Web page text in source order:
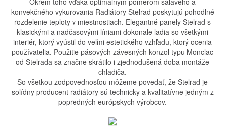
Okrem toho vďaka optimálnym pomerom sálavého a
konvekčného vykurovania Radiátory Stelrad poskytujú pohodlné
rozdelenie teploty v miestnostiach. Elegantné panely Stelrad s
klasickými a nadčasovými líniami dokonale ladia so všetkými
interiér, ktorý vyústil do veľmi estetického vzhľadu, ktorý ocenia
používatelia. Použitie pásových závesných konzol typu Monclac
od Stelrada sa značne skrátilo i zjednodušená doba montáže
chladiča.
So všetkou zodpovednosťou môžeme povedať, že Stelrad je
solídny producent radiátory sú technicky a kvalitatívne jedným z
popredných európskych výrobcov.